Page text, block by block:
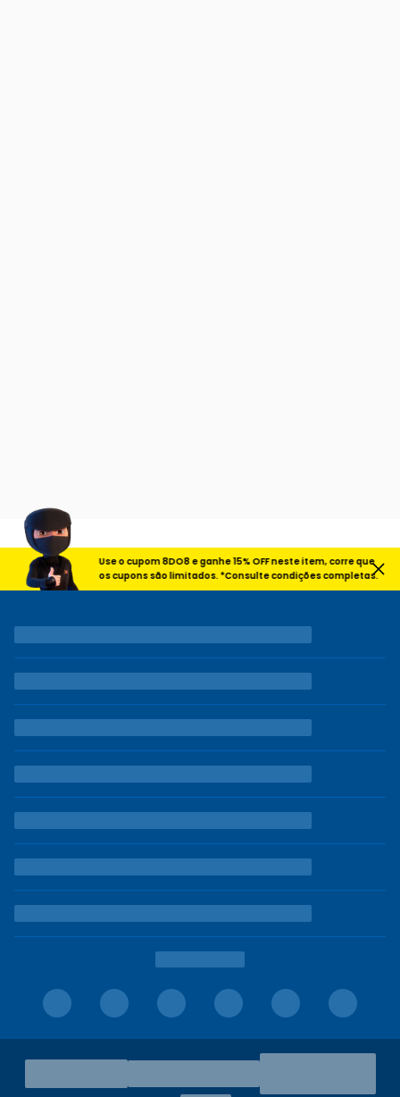
Use o cupom 8DO8 e ganhe 15% OFF neste item, corre que
os cupons são limitados. *Consulte condições completas.